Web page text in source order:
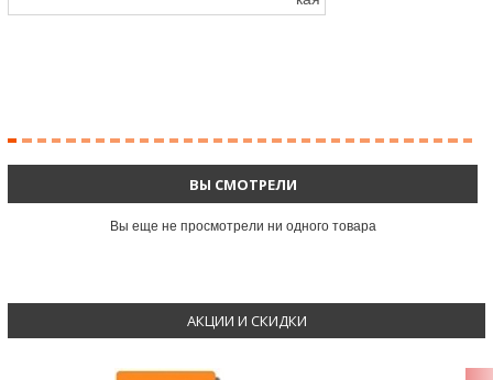
ВЫ СМОТРЕЛИ
Вы еще не просмотрели ни одного товара
АКЦИИ И СКИДКИ